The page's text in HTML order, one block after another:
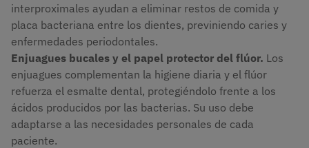
interproximales ayudan a eliminar restos de comida y
placa bacteriana entre los dientes, previniendo caries y
enfermedades periodontales.
Enjuagues bucales y el papel protector del flúor. Los
enjuagues complementan la higiene diaria y el flúor
refuerza el esmalte dental, protegiéndolo frente a los
ácidos producidos por las bacterias. Su uso debe
adaptarse a las necesidades personales de cada
paciente.